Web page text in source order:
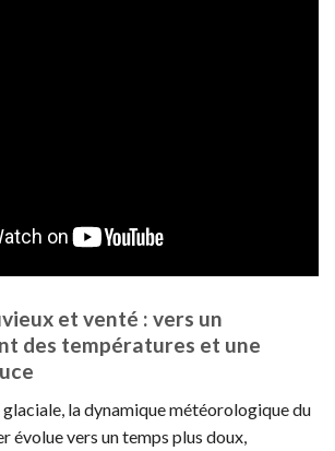
et venté : vers un
des températures et une
la dynamique météorologique du
évolue vers un temps plus doux,